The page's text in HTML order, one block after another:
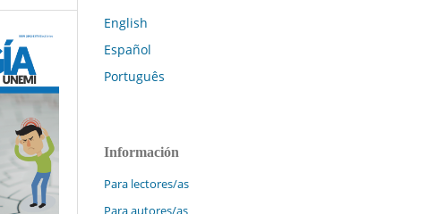
English
Español
Português
Información
Para lectores/as
Para autores/as